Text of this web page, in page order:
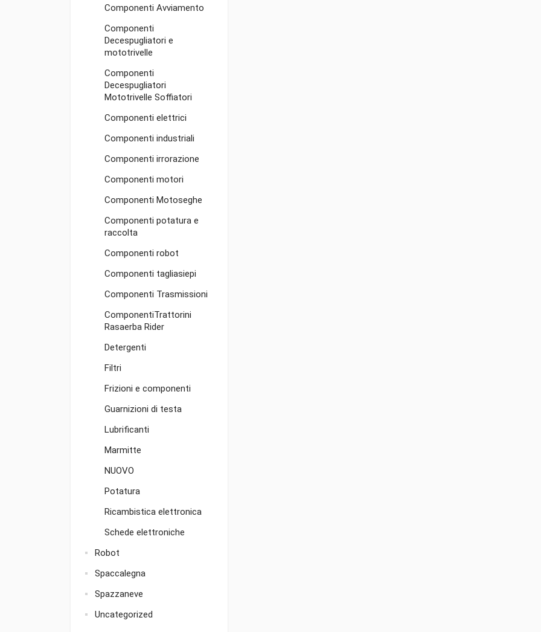
Componenti Avviamento
Componenti
Decespugliatori e
mototrivelle
Componenti
Decespugliatori
Mototrivelle Soffiatori
Componenti elettrici
Componenti industriali
Componenti irrorazione
Componenti motori
Componenti Motoseghe
Componenti potatura e
raccolta
Componenti robot
Componenti tagliasiepi
Componenti Trasmissioni
ComponentiTrattorini
Rasaerba Rider
Detergenti
Filtri
Frizioni e componenti
Guarnizioni di testa
Lubrificanti
Marmitte
NUOVO
Potatura
Ricambistica elettronica
Schede elettroniche
Robot
Spaccalegna
Spazzaneve
Uncategorized